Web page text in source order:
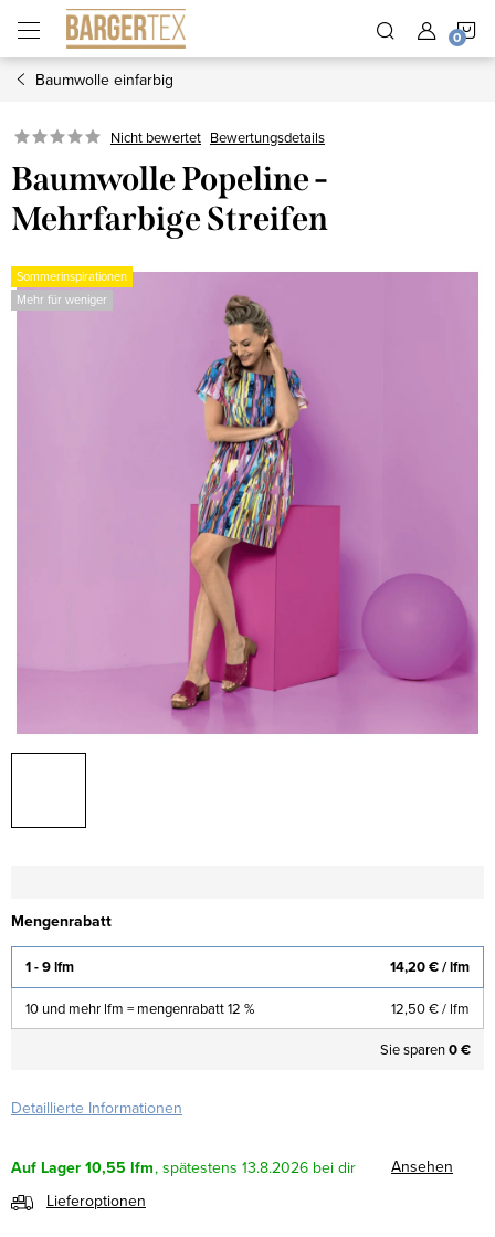
Inhalt
springen
Baumwolle einfarbig
Nicht bewertet Bewertungsdetails
Baumwolle Popeline -
Mehrfarbige Streifen
Sommerinspirationen
Mehr für weniger
Mengenrabatt
1 - 9 lfm 14,20 €/ lfm
10 und mehr lfm = mengenrabatt 12 % 12,50 €/ lfm
Sie sparen0 €
Detaillierte Informationen
Auf Lager10,55 lfm 13.8.2026
Ansehen
Lieferoptionen